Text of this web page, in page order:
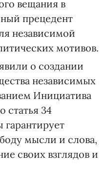
вещания в
прецедент
независимой
мотивов.
о создании
независимых
Инициатива
статья 34
мысли и слова,
своих взглядов и